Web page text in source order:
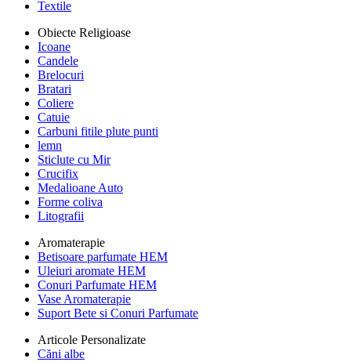
Textile
Obiecte Religioase
Icoane
Candele
Brelocuri
Bratari
Coliere
Catuie
Carbuni fitile plute punti
lemn
Sticlute cu Mir
Crucifix
Medalioane Auto
Forme coliva
Litografii
Aromaterapie
Betisoare parfumate HEM
Uleiuri aromate HEM
Conuri Parfumate HEM
Vase Aromaterapie
Suport Bete si Conuri Parfumate
Articole Personalizate
Căni albe